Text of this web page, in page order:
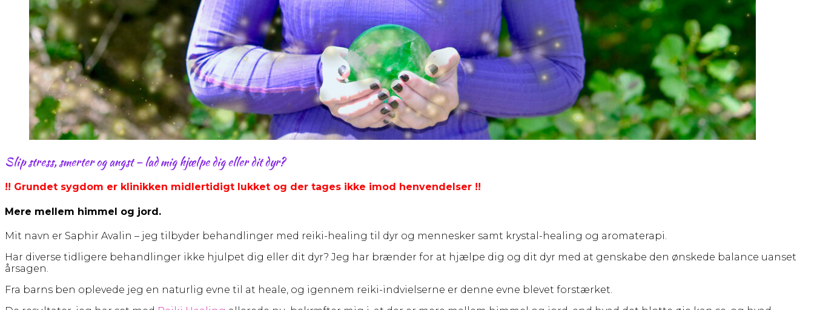
Slip stress, smerter og angst – lad mig hjælpe dig eller dit dyr?
!! Grundet sygdom er klinikken midlertidigt lukket og der tages ikke imod henvendelser !!
Mere mellem himmel og jord.
Mit navn er Saphir Avalin – jeg tilbyder behandlinger med reiki-healing til dyr og mennesker samt krystal-healing og aromaterapi.
Har diverse tidligere behandlinger ikke hjulpet dig eller dit dyr? Jeg har brænder for at hjælpe dig og dit dyr med at genskabe den ønskede balance uanset
årsagen.
Fra barns ben oplevede jeg en naturlig evne til at heale, og igennem reiki-indvielserne er denne evne blevet forstærket.